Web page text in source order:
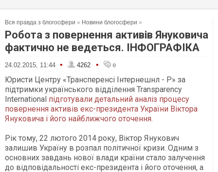
Вся правда з блогосфери » Новини блогосфери »
Робота з повернення активів Януковича
фактично не ведеться. ІНФОГРАФІКА
24.02.2015, 11:44 • 4262 • 0
Юристи Центру «Трансперенсі Інтернешнл - Р» за
підтримки українського відділення Transparency
International підготували детальний аналіз процесу
повернення активів екс-президента України Віктора
Януковича і його найближчого оточення.
Рік тому, 22 лютого 2014 року, Віктор Янукович
залишив Україну в розпал політичної кризи. Одним з
основних завдань нової влади країни стало залучення
до відповідальності екс-президента і його оточення, а